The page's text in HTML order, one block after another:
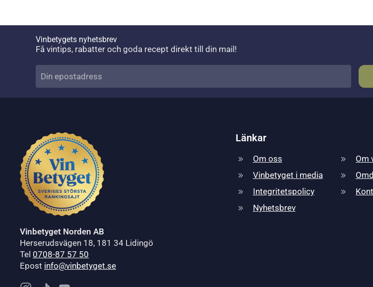
Vinbetygets nyhetsbrev
Få vintips, rabatter och goda recept direkt till din mail!
Vinbetyget Norden AB
Herserudsvägen 18, 181 34 Lidingö
Tel 0708-87 57 50
Epost info@vinbetyget.se
Länkar
Om oss
Vinbetyget i media
Integritetspolicy
Nyhetsbrev
Om